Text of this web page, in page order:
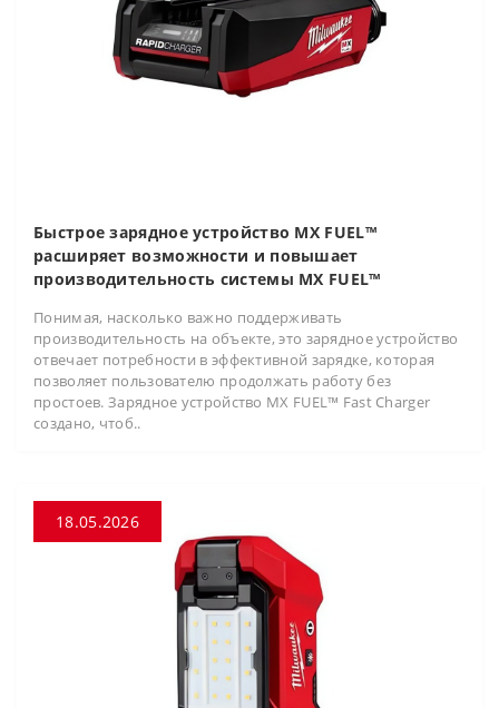
Быстрое зарядное устройство MX FUEL™
расширяет возможности и повышает
производительность системы MX FUEL™
Понимая, насколько важно поддерживать
производительность на объекте, это зарядное устройство
отвечает потребности в эффективной зарядке, которая
позволяет пользователю продолжать работу без
простоев. Зарядное устройство MX FUEL™ Fast Charger
создано, чтоб..
18.05.2026